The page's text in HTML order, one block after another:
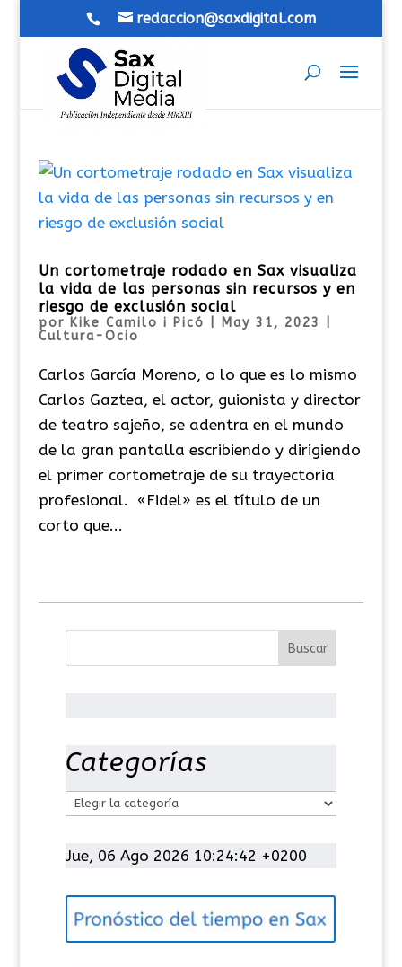
redaccion@saxdigital.com
Un cortometraje rodado en Sax visualiza
la vida de las personas sin recursos y en
riesgo de exclusión social
por Kike Camilo i Picó May 31, 2023
Cultura-Ocio
Carlos García Moreno, o lo que es lo mismo
Carlos Gaztea, el actor, guionista y director
de teatro sajeño, se adentra en el mundo
de la gran pantalla escribiendo y dirigiendo
el primer cortometraje de su trayectoria
profesional. «Fidel» es el título de un
corto que...
Categorías
t
g
Jue, 06 Ago 2026 10:24:42 +0200